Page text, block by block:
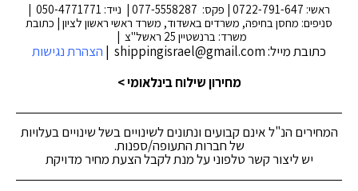
ראשי: 0722-791-647 | פקס: 077-5558287 | נייד: 050-4771771 |
סניפים: מחסן בחיפה, משרדים באשדוד, משרד ראשי ראשון לציון | כתובת
משרד: ברנשטיין 25 ראשל"צ |
כתובת מייל: shippingisrael@gmail.com |
הצהרת נגישות
מחירון שילוח בינלאומי >
המחירים הנ"ל אינם קבועים ונתונים לשינויים בשל שינויים בעלויות
של חברות התעופה/ספנות.
יש ליצור קשר טלפוני על מנת לקבל הצעת מחיר מדויקת